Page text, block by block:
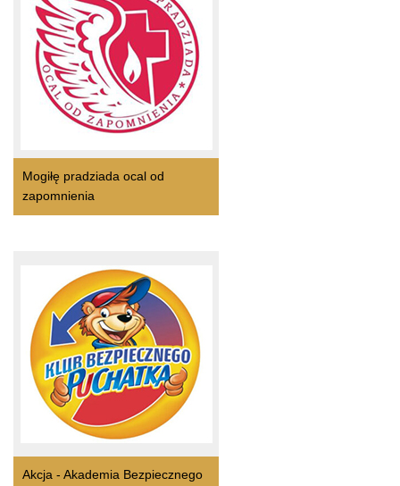
Mogiłę pradziada ocal od
zapomnienia
Akcja - Akademia Bezpiecznego